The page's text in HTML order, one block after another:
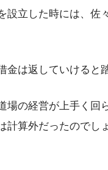
設立した時には、
金は返していけると
場の経営が上手く回
計算外だったのでし